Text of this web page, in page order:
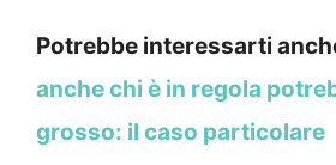
Potrebbe interessarti
anche chi è in regola
grosso: il caso particolare